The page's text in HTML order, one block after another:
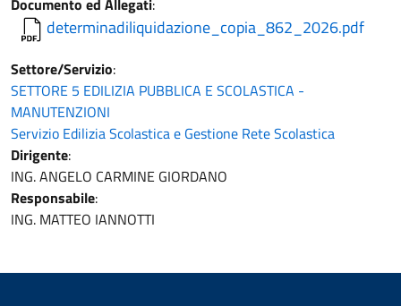
Documento ed Allegati:
determinadiliquidazione_copia_862_2026.pdf
Settore/Servizio:
SETTORE 5 EDILIZIA PUBBLICA E SCOLASTICA -
MANUTENZIONI
Servizio Edilizia Scolastica e Gestione Rete Scolastica
Dirigente:
ING. ANGELO CARMINE GIORDANO
Responsabile:
ING. MATTEO IANNOTTI